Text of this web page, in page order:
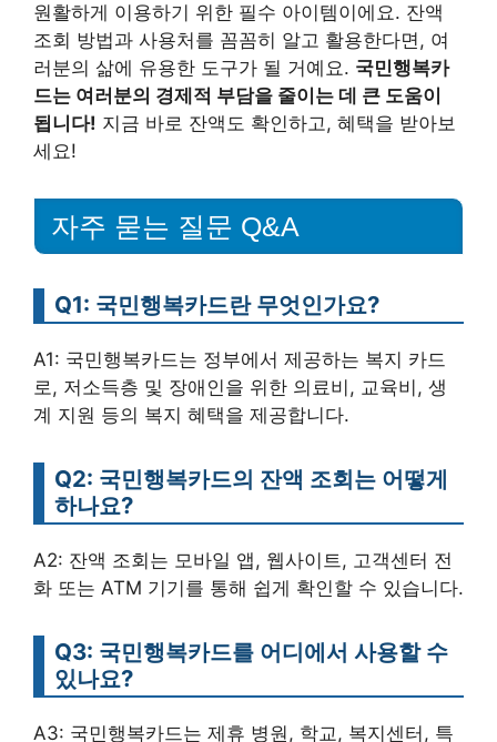
원활하게 이용하기 위한 필수 아이템이에요. 잔액
조회 방법과 사용처를 꼼꼼히 알고 활용한다면, 여
러분의 삶에 유용한 도구가 될 거예요. 국민행복카
드는 여러분의 경제적 부담을 줄이는 데 큰 도움이
됩니다! 지금 바로 잔액도 확인하고, 혜택을 받아보
세요!
자주 묻는 질문 Q&A
Q1: 국민행복카드란 무엇인가요?
A1: 국민행복카드는 정부에서 제공하는 복지 카드
로, 저소득층 및 장애인을 위한 의료비, 교육비, 생
계 지원 등의 복지 혜택을 제공합니다.
Q2: 국민행복카드의 잔액 조회는 어떻게
하나요?
A2: 잔액 조회는 모바일 앱, 웹사이트, 고객센터 전
화 또는 ATM 기기를 통해 쉽게 확인할 수 있습니다.
Q3: 국민행복카드를 어디에서 사용할 수
있나요?
A3: 국민행복카드는 제휴 병원, 학교, 복지센터, 특